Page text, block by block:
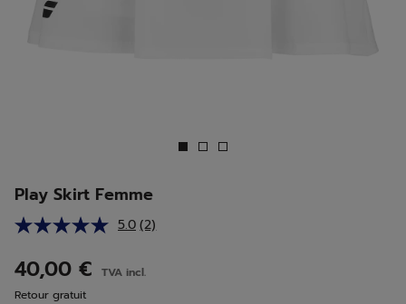
Play Skirt Femme
5.0 Lire
Lien
(2)
40,00 €
TVA incl.
Retour gratuit